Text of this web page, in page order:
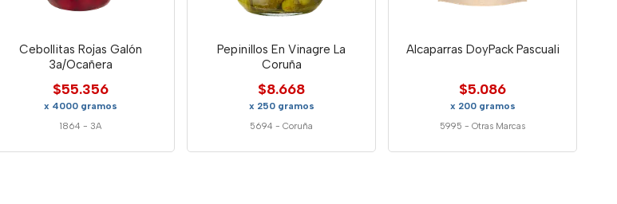
Cebollitas Rojas Galón
3a/Ocañera
$55.356
x 4000 gramos
1864 - 3A
Pepinillos En Vinagre La
Coruña
$8.668
x 250 gramos
5694 -Coruña
Alcaparras DoyPack Pascuali
$5.086
x 200 gramos
5995 -Otras Marcas